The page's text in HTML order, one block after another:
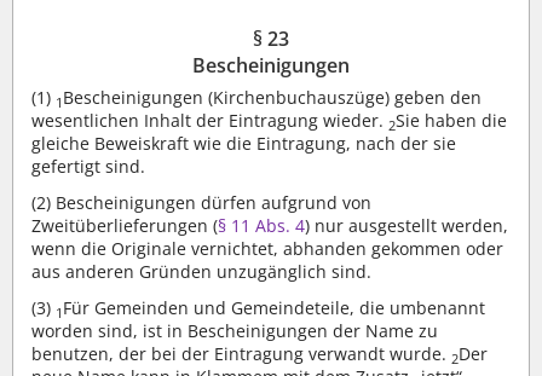
§ 23
Bescheinigungen
(1) 1 Bescheinigungen (Kirchenbuchauszüge) geben den
wesentlichen Inhalt der Eintragung wieder. 2Sie haben die
gleiche Beweiskraft wie die Eintragung, nach der sie
gefertigt sind.
(2) Bescheinigungen dürfen aufgrund von
Zweitüberlieferungen (§ 11 Abs. 4) nur ausgestellt werden,
wenn die Originale vernichtet, abhanden gekommen oder
aus anderen Gründen unzugänglich sind.
(3) 1 Für Gemeinden und Gemeindeteile, die umbenannt
worden sind, ist in Bescheinigungen der Name zu
benutzen, der bei der Eintragung verwandt wurde. 2Der